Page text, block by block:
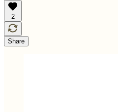
2
Share